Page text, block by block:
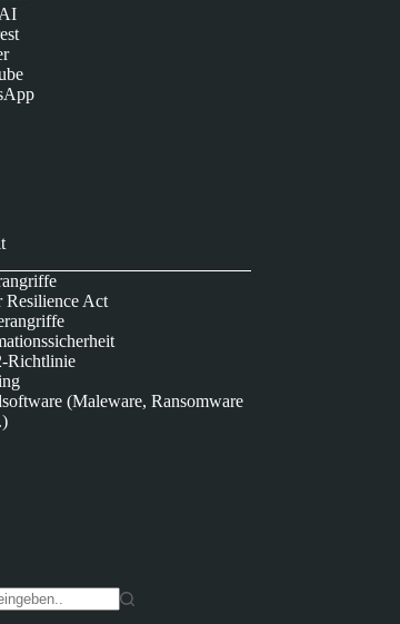
Resilience Act
Richtlinie
(Maleware, Ransomware